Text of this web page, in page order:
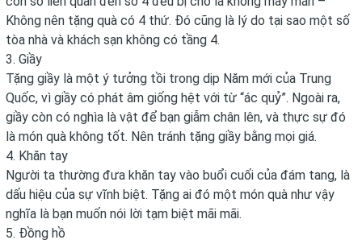
Không nên tặng quà có 4 thứ. Đó cũng là lý do tại sao một số
tòa nhà và khách sạn không có tầng 4.
3. Giầy
Tặng giầy là một ý tưởng tồi trong dịp Năm mới của Trung
Quốc, vì giầy có phát âm giống hệt với từ “ác quỷ”. Ngoài ra,
giầy còn có nghìa là vật để bạn giẫm chân lên, và thực sự đó
là món quà không tốt. Nên tránh tặng giầy bằng mọi giá.
4. Khăn tay
Người ta thường đưa khăn tay vào buổi cuối của đám tang, là
dấu hiệu của sự vĩnh biệt. Tặng ai đó một món quà như vậy
nghĩa là bạn muốn nói lời tạm biệt mãi mãi.
5. Đồng hồ